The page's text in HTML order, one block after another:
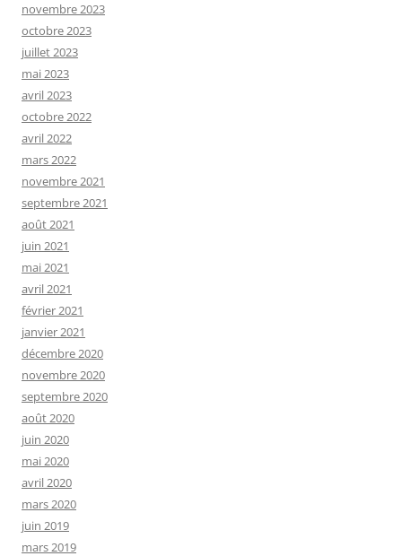
novembre 2023
octobre 2023
juillet 2023
mai 2023
avril 2023
octobre 2022
avril 2022
mars 2022
novembre 2021
septembre 2021
août 2021
juin 2021
mai 2021
avril 2021
février 2021
janvier 2021
décembre 2020
novembre 2020
septembre 2020
août 2020
juin 2020
mai 2020
avril 2020
mars 2020
juin 2019
mars 2019